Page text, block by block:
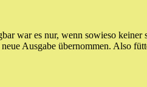
war es nur, wenn sowieso
Ausgabe übernommen. Also